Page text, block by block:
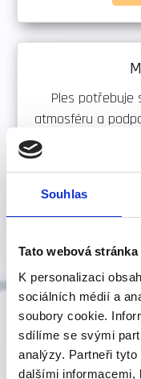
Souhlas
Tato webová
K personalizaci
sociálních médií a
soubory cookie.
sdílíme se svými
analýzy. Partneři
dalšími informacemi,
Ples potřebuje
atmosféru a
nástupy,
U módních
molo, modely